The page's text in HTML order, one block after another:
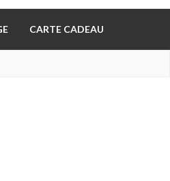
CARTE CADEAU